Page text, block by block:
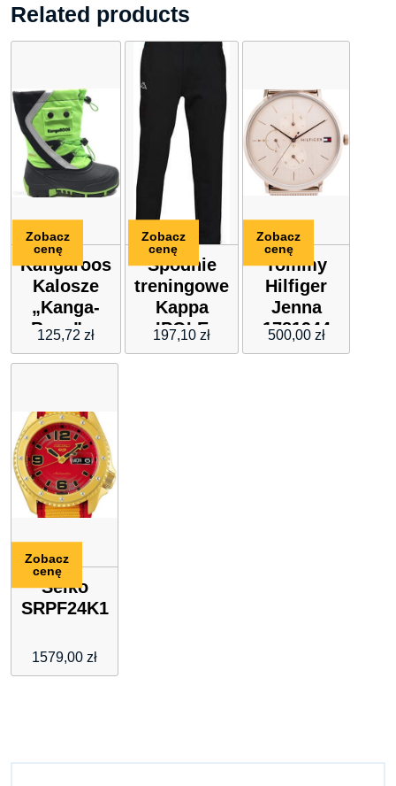
Related products
Kangaroos
Kalosze
„Kanga-
Bean” w
kolorze
czarno-
125,72 zł
Zobacz
cenę
Spodnie
treningowe
Kappa
IPOLE
197,10 zł
Zobacz
cenę
Tommy
Hilfiger
Jenna
1781944
500,00 zł
Zobacz
cenę
Seiko
SRPF24K1
1579,00 zł
Zobacz
cenę